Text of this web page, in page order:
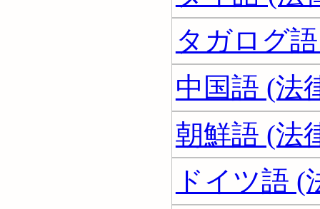
タガログ
中国語 (法
朝鮮語 (法
ドイツ語 (